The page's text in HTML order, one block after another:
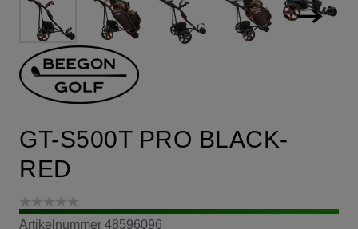
GT-S500T PRO BLACK-
RED
Artikelnummer 48596096